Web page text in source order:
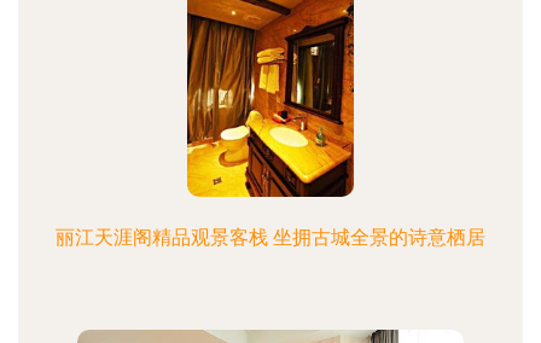
丽江天涯阁精品观景客栈 坐拥古城全景的诗意栖居